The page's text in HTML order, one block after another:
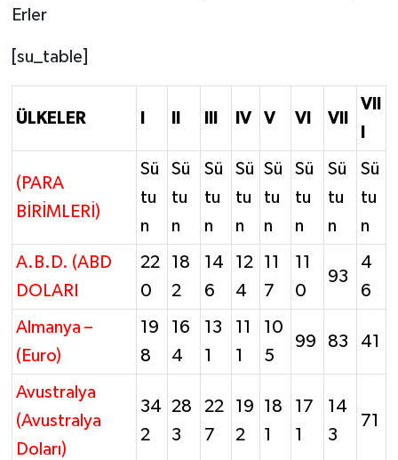
Erler
[su_table]
ÜLKELER IV V VI VII
VII
(PARA
BİRİMLERİ)
Sü
tu
n
Sü
tu
n
Sü
tu
n
Sü
tu
n
Sü
tu
n
Sü
tu
n
Sü
tu
n
Sü
tu
n
A.B.D. (ABD
DOLARI
22
0
18
2
14
6
12
4
11
7
11
0
93
4
6
Almanya –
(Euro)
19
8
16
4
13
1
11
1
10
5
99 83 41
Avustralya
(Avustralya
Doları)
34
2
28
3
22
7
19
2
18
1
17
1
14
3
71